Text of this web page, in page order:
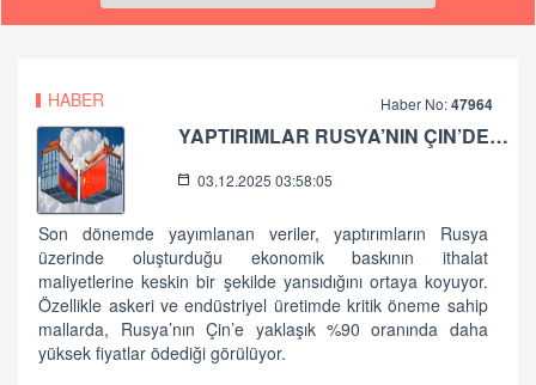
HABER Haber No:47964
YAPTIRIMLAR RUSYA’NIN ÇIN’DEN İTHALAT MALIYETLERINI İKIYE KATLIYOR
03.12.2025 03:58:05
Son dönemde yayımlanan veriler, yaptırımların Rusya
üzerinde oluşturduğu ekonomik baskının ithalat
maliyetlerine keskin bir şekilde yansıdığını ortaya koyuyor.
Özellikle askeri ve endüstriyel üretimde kritik öneme sahip
mallarda, Rusya’nın Çin’e yaklaşık %90 oranında daha
yüksek fiyatlar ödediği görülüyor.